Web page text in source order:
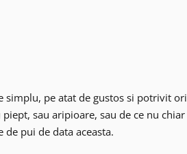
simplu, pe atat de gustos si potrivit
sau aripioare, sau de ce nu
de pui de data aceasta.